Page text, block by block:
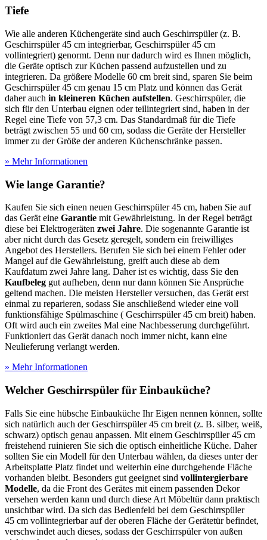
Tiefe
Wie alle anderen Küchengeräte sind auch Geschirrspüler (z. B.
Geschirrspüler 45 cm integrierbar, Geschirrspüler 45 cm
vollintegriert) genormt. Denn nur dadurch wird es Ihnen möglich,
die Geräte optisch zur Küchen passend aufzustellen und zu
integrieren. Da größere Modelle 60 cm breit sind, sparen Sie beim
Geschirrspüler 45 cm genau 15 cm Platz und können das Gerät
daher auch in kleineren Küchen aufstellen. Geschirrspüler, die
sich für den Unterbau eignen oder teilintegriert sind, haben in der
Regel eine Tiefe von 57,3 cm. Das Standardmaß für die Tiefe
beträgt zwischen 55 und 60 cm, sodass die Geräte der Hersteller
immer zu der Größe der anderen Küchenschränke passen.
» Mehr Informationen
Wie lange Garantie?
Kaufen Sie sich einen neuen Geschirrspüler 45 cm, haben Sie auf
das Gerät eine Garantie mit Gewährleistung. In der Regel beträgt
diese bei Elektrogeräten zwei Jahre. Die sogenannte Garantie ist
aber nicht durch das Gesetz geregelt, sondern ein freiwilliges
Angebot des Herstellers. Berufen Sie sich bei einem Fehler oder
Mangel auf die Gewährleistung, greift auch diese ab dem
Kaufdatum zwei Jahre lang. Daher ist es wichtig, dass Sie den
Kaufbeleg gut aufheben, denn nur dann können Sie Ansprüche
geltend machen. Die meisten Hersteller versuchen, das Gerät erst
einmal zu reparieren, sodass Sie anschließend wieder eine voll
funktionsfähige Spülmaschine ( Geschirrspüler 45 cm breit) haben.
Oft wird auch ein zweites Mal eine Nachbesserung durchgeführt.
Funktioniert das Gerät danach noch immer nicht, kann eine
Neulieferung verlangt werden.
» Mehr Informationen
Welcher Geschirrspüler für Einbauküche?
Falls Sie eine hübsche Einbauküche Ihr Eigen nennen können, sollte
sich natürlich auch der Geschirrspüler 45 cm breit (z. B. silber, weiß,
schwarz) optisch genau anpassen. Mit einem Geschirrspüler 45 cm
freistehend ruinieren Sie sich die optisch einheitliche Küche. Daher
sollten Sie ein Modell für den Unterbau wählen, da dieses unter der
Arbeitsplatte Platz findet und weiterhin eine durchgehende Fläche
vorhanden bleibt. Besonders gut geeignet sind vollintergierbare
Modelle, da die Front des Gerätes mit einem passenden Dekor
versehen werden kann und durch diese Art Möbeltür dann praktisch
unsichtbar wird. Da sich das Bedienfeld bei dem Geschirrspüler
45 cm vollintegrierbar auf der oberen Fläche der Gerätetür befindet,
verschwindet auch dieses, sodass der Geschirrspüler von außen